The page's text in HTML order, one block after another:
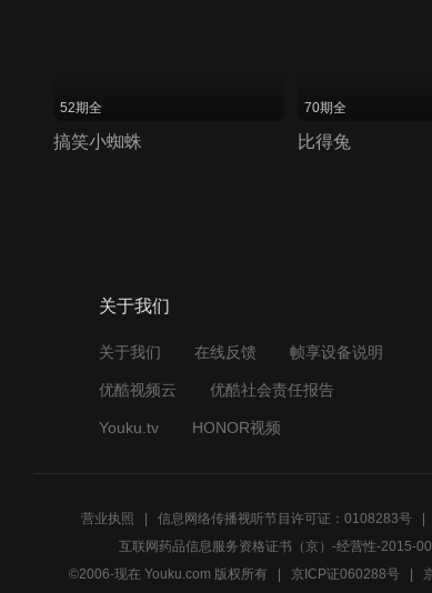
52期全
搞笑小蜘蛛
70期全
比得兔
关于我们
关于我们 在线反馈 帧享设备说明
优酷视频云 优酷社会责任报告
Youku.tv HONOR视频
营业执照 信息网络传播视听节目许可证：0108283号
互联网药品信息服务资格证书（京）-经营性-2015-
©2006-现在 Youku.com 版权所有
京ICP证060288号